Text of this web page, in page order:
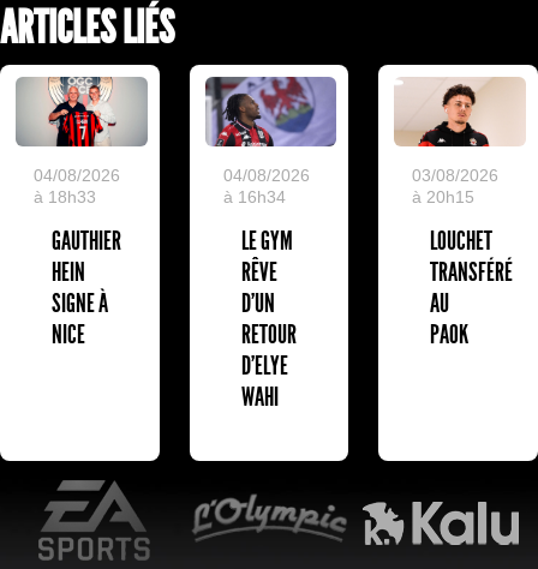
ARTICLES LIÉS
04/08/2026
à 18h33
GAUTHIER
HEIN
SIGNE À
NICE
04/08/2026
à 16h34
LE GYM
RÊVE
D’UN
RETOUR
D’ELYE
WAHI
03/08/2026
à 20h15
LOUCHET
TRANSFÉRÉ
AU
PAOK
EA Sports